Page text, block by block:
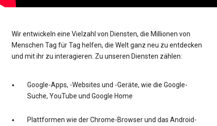
Wir entwickeln eine Vielzahl von Diensten, die Millionen von
Menschen Tag für Tag helfen, die Welt ganz neu zu entdecken
und mit ihr zu interagieren. Zu unseren Diensten zählen:
Google-Apps, -Websites und -Geräte, wie die Google-
Suche, YouTube und Google Home
Plattformen wie der Chrome-Browser und das Android-